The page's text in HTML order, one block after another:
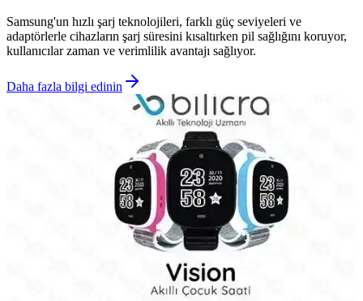
Samsung'un hızlı şarj teknolojileri, farklı güç seviyeleri ve
adaptörlerle cihazların şarj süresini kısaltırken pil sağlığını koruyor,
kullanıcılar zaman ve verimlilik avantajı sağlıyor.
Daha fazla bilgi edinin